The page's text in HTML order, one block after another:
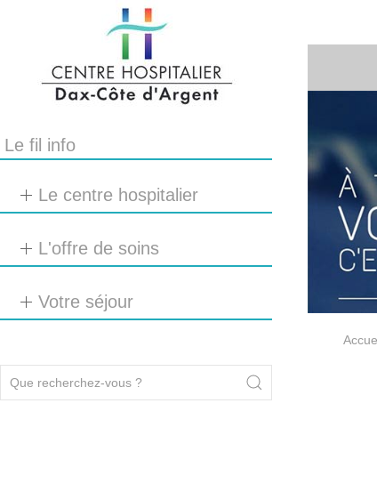
Le fil info
Le centre hospitalier
L'offre de soins
Votre séjour